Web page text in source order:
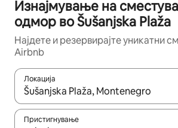
Изнајмување на
одмор во Šušanjska Plaža
Најдете и резервирајте уникатни
Airbnb
Локација
Кога резултатите се достапни,
Пристигнување